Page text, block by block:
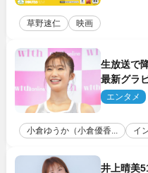
草野速仁 映画
生放送で
最新グラ
に反響
エンタメ
小倉ゆうか（小倉優香... イ
井上晴美